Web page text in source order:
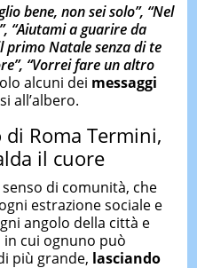
bene, non sei solo”, “Nel
“Aiutami a guarire da
primo Natale senza di te
“Vorrei fare un altro
alcuni dei messaggi
all’albero.
Roma Termini,
il cuore
di comunità, che
estrazione sociale e
angolo della città e
cui ognuno può
più grande, lasciando